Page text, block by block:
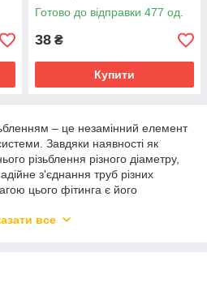
Готово до відправки 477 од.
38 ₴
Купити
– це незамінний елемент
Завдяки наявності як
різьблення різного діаметру,
з'єднання труб різних
цього фітинга є його
газопостачання та інших
все